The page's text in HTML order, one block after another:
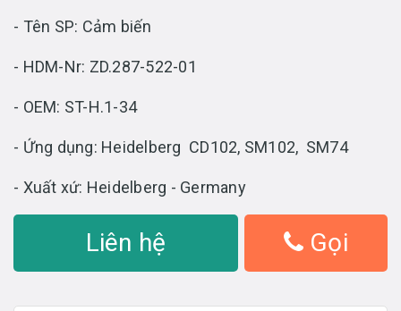
- Tên SP: Cảm biến
- HDM-Nr: ZD.287-522-01
- OEM: ST-H.1-34
- Ứng dụng: Heidelberg CD102, SM102, SM74
- Xuất xứ: Heidelberg - Germany
Liên hệ Gọi